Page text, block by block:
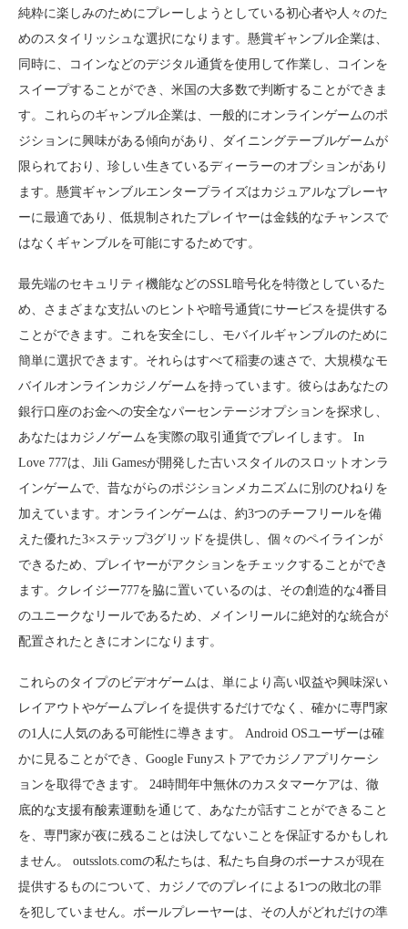
純粋に楽しみのためにプレーしようとしている初心者や人々のた
めのスタイリッシュな選択になります。懸賞ギャンブル企業は、
同時に、コインなどのデジタル通貨を使用して作業し、コインを
スイープすることができ、米国の大多数で判断することができま
す。これらのギャンブル企業は、一般的にオンラインゲームのポ
ジションに興味がある傾向があり、ダイニングテーブルゲームが
限られており、珍しい生きているディーラーのオプションがあり
ます。懸賞ギャンブルエンタープライズはカジュアルなプレーヤ
ーに最適であり、低規制されたプレイヤーは金銭的なチャンスで
はなくギャンブルを可能にするためです。
最先端のセキュリティ機能などのSSL暗号化を特徴としているた
め、さまざまな支払いのヒントや暗号通貨にサービスを提供する
ことができます。これを安全にし、モバイルギャンブルのために
簡単に選択できます。それらはすべて稲妻の速さで、大規模なモ
バイルオンラインカジノゲームを持っています。彼らはあなたの
銀行口座のお金への安全なパーセンテージオプションを探求し、
あなたはカジノゲームを実際の取引通貨でプレイします。 In
Love 777は、Jili Gamesが開発した古いスタイルのスロットオンラ
インゲームで、昔ながらのポジションメカニズムに別のひねりを
加えています。オンラインゲームは、約3つのチーフリールを備
えた優れた3×ステップ3グリッドを提供し、個々のペイラインが
できるため、プレイヤーがアクションをチェックすることができ
ます。クレイジー777を脇に置いているのは、その創造的な4番目
のユニークなリールであるため、メインリールに絶対的な統合が
配置されたときにオンになります。
これらのタイプのビデオゲームは、単により高い収益や興味深い
レイアウトやゲームプレイを提供するだけでなく、確かに専門家
の1人に人気のある可能性に導きます。 Android OSユーザーは確
かに見ることができ、Google Funyストアでカジノアプリケーシ
ョンを取得できます。 24時間年中無休のカスタマーケアは、徹
底的な支援有酸素運動を通じて、あなたが話すことができること
を、専門家が夜に残ることは決してないことを保証するかもしれ
ません。 outsslots.comの私たちは、私たち自身のボーナスが現在
提供するものについて、カジノでのプレイによる1つの敗北の罪
を犯していません。ボールプレーヤーは、その人がどれだけの準